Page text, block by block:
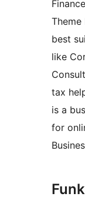
best
like
tax
is a
for